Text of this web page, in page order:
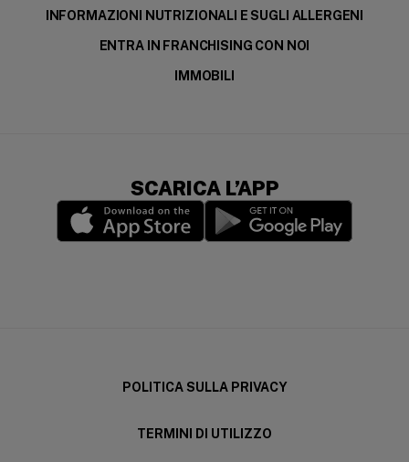
INFORMAZIONI NUTRIZIONALI E SUGLI ALLERGENI
ENTRA IN FRANCHISING CON NOI
IMMOBILI
SCARICA L’APP
POLITICA SULLA PRIVACY
TERMINI DI UTILIZZO